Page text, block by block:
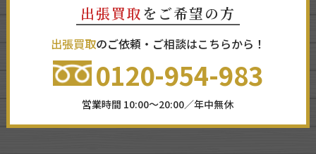
出張買取 をご希望の方
出張買取のご依頼・ご相談はこちらから！
0120-954-983
営業時間 10:00～20:00／年中無休